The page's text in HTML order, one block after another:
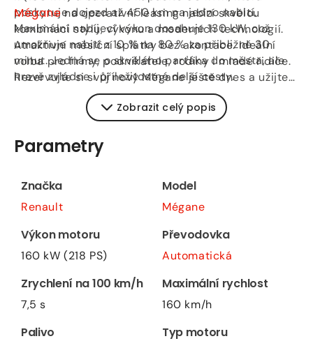
poskytuje dojezd až 450 km na jedno nabití.
Maximální nabíjecí výkon dosahuje 130 kW, což
umožňuje nabití z 10 % na 80 % za přibližně 30
minut. Jedná se o skvělého parťáka do města, ale
hravě zvládne i příležitostné delší cesty.
Méganena operativní leasing nabízí skvělou
kombinaci stylu, výkonu a moderních technologií.
Atraktivní měsíční splátky bez akontace. Ideální
volba pro firmy, podnikatele, rodiny i mladé řidiče.
Rezervujte si svůj nový Mégane ještě dnes a užijte
si mobilitu bez starostí!
Zobrazit celý popis
Parametry
Značka
Renault
Model
Mégane
Výkon motoru
160 kW (218 PS)
Převodovka
Automatická
Zrychlení na 100 km/h
7,5 s
Maximální rychlost
160 km/h
Palivo Typ motoru